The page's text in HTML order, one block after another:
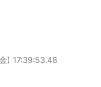
) 17:39:53.48